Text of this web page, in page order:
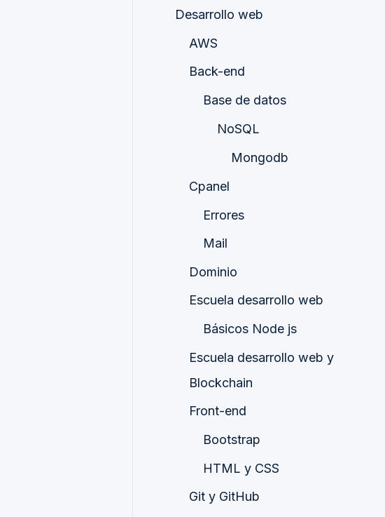
Desarrollo web
AWS
Back-end
Base de datos
NoSQL
Mongodb
Cpanel
Errores
Mail
Dominio
Escuela desarrollo web
Básicos Node js
Escuela desarrollo web y
Blockchain
Front-end
Bootstrap
HTML y CSS
Git y GitHub